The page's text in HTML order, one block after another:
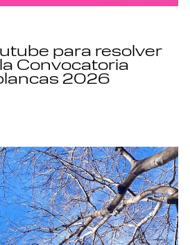
para resolver
Convocatoria
2026